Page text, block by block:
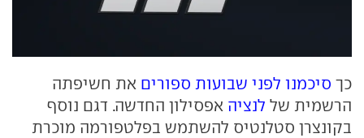
כך סיכמנו לפני שבועות ספורים את חשיפתה
הרשמית של לנציה אפסילון החדשה. דגם נוסף
בקונצרן סטלנטיס להשתמש בפלטפורמה מוכרת